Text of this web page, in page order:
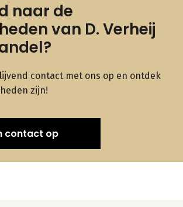
naar de
van D. Verheij
contact met ons op en ontdek
zijn!
contact op